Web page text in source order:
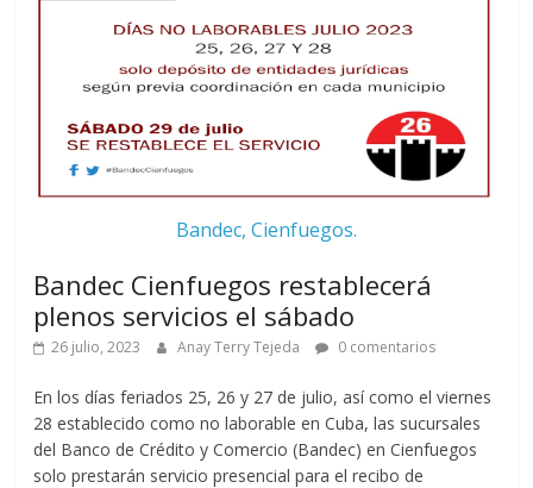
Bandec, Cienfuegos.
Bandec Cienfuegos restablecerá
plenos servicios el sábado
26 julio, 2023 Anay Terry Tejeda 0 comentarios
En los días feriados 25, 26 y 27 de julio, así como el viernes
28 establecido como no laborable en Cuba, las sucursales
del Banco de Crédito y Comercio (Bandec) en Cienfuegos
solo prestarán servicio presencial para el recibo de